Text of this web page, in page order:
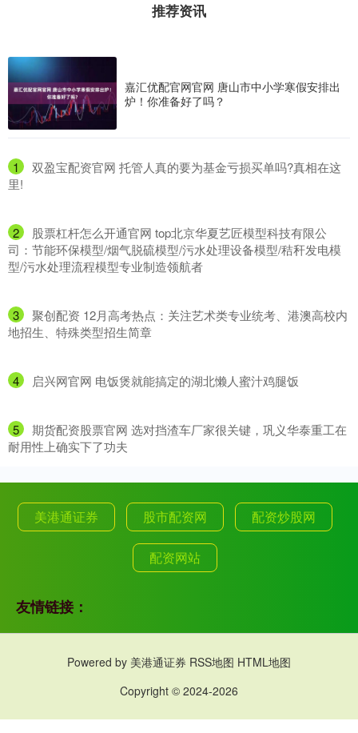
推荐资讯
嘉汇优配官网官网 唐山市中小学寒假安排出
炉！你准备好了吗？
1
​双盈宝配资官网 托管人真的要为基金亏损买单吗?真相在这
里!
2
​股票杠杆怎么开通官网 top北京华夏艺匠模型科技有限公
司：节能环保模型/烟气脱硫模型/污水处理设备模型/秸秆发电模
型/污水处理流程模型专业制造领航者
3
​聚创配资 12月高考热点：关注艺术类专业统考、港澳高校内
地招生、特殊类型招生简章
4 ​启兴网官网 电饭煲就能搞定的湖北懒人蜜汁鸡腿饭
5
​期货配资股票官网 选对挡渣车厂家很关键，巩义华泰重工在
耐用性上确实下了功夫
美港通证券 股市配资网 配资炒股网
配资网站
友情链接：
Powered by 美港通证券 RSS地图 HTML地图
Copyright © 2024-2026